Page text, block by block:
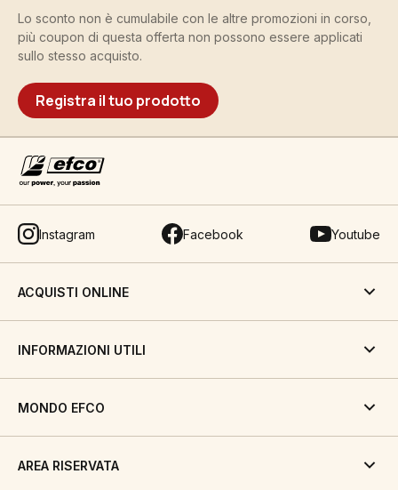
Lo sconto non è cumulabile con le altre promozioni in corso,
più coupon di questa offerta non possono essere applicati
sullo stesso acquisto.
Registra il tuo prodotto
Instagram Facebook Youtube
ACQUISTI ONLINE
INFORMAZIONI UTILI
MONDO EFCO
AREA RISERVATA